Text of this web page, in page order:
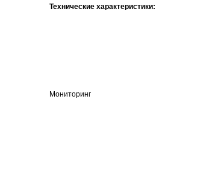
Технические характеристики:
Мониторинг